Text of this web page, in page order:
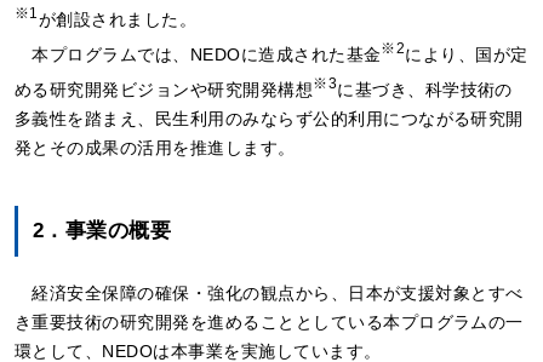
※1 が創設されました。
本プログラムでは、NEDOに造成された基金※2により、国が定
める研究開発ビジョンや研究開発構想※3に基づき、科学技術の
多義性を踏まえ、民生利用のみならず公的利用につながる研究開
発とその成果の活用を推進します。
2．事業の概要
経済安全保障の確保・強化の観点から、日本が支援対象とすべ
き重要技術の研究開発を進めることとしている本プログラムの一
環として、NEDOは本事業を実施しています。